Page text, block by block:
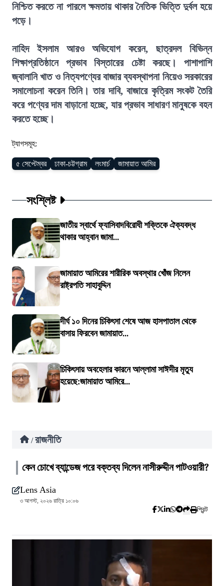
নিশ্চিত করতে না পারলে ক্ষমতায় থাকার নৈতিক ভিত্তি দুর্বল হয়ে
পড়ে।
নাহিদ ইসলাম আরও অভিযোগ করেন, ছাত্রদল বিভিন্ন
শিক্ষাপ্রতিষ্ঠানে প্রভাব বিস্তারের চেষ্টা করছে। পাশাপাশি
জ্বালানি খাত ও নিত্যপণ্যের বাজার ব্যবস্থাপনা নিয়েও সরকারের
সমালোচনা করেন তিনি। তার দাবি, বাজারে কৃত্রিম সংকট তৈরি
করে পণ্যের দাম বাড়ানো হচ্ছে, যার প্রভাব সাধারণ মানুষকে বহন
করতে হচ্ছে।
ট্যাগসমূহ:
৫ সেপ্টেম্বর ঢাকা-চট্টগ্রাম লংমার্চ জামায়াত আমির
সংশ্লিষ্ট
জাতীয় স্বার্থে ফ্যাসিবাদবিরোধী শক্তিকে ঐক্যবদ্ধ
থাকার আহ্বান জামা...
জামায়াত আমিরের শারীরিক অবস্থার খোঁজ নিলেন
রাষ্ট্রপতি সাহাবুদ্দিন
দীর্ঘ ১০ দিনের চিকিৎসা শেষে আজ হাসপাতাল থেকে
বাসায় ফিরবেন জামায়াত...
চিকিৎসায় অবহেলার কারনে আল্লামা সাঈদীর মৃত্যু
হয়েছে:জামায়াত আমিরে...
/ রাজনীতি
কেন চোখে ব্যান্ডেজ পরে বক্তব্য দিলেন নাসীরুদ্দীন পাটওয়ারী?
Lens Asia
৩ আগস্ট, ২০২৬ রাত্রি ১০:০৬
প্রিন্ট